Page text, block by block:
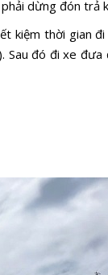
dừng đón trả
kiệm thời gian
Sau đó đi xe